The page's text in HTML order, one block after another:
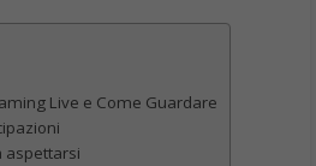
Live e Come Guardare
aspettarsi